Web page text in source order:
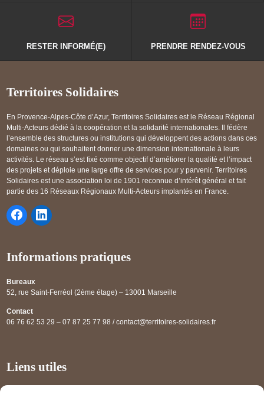
RESTER INFORMÉ(E) PRENDRE RENDEZ-VOUS
Territoires Solidaires
En Provence-Alpes-Côte d’Azur, Territoires Solidaires est le Réseau Régional
Multi-Acteurs dédié à la coopération et la solidarité internationales. Il fédère
l’ensemble des structures ou institutions qui développent des actions dans ces
domaines ou qui souhaitent donner une dimension internationale à leurs
activités. Le réseau s’est fixé comme objectif d’améliorer la qualité et l’impact
des projets et déploie une large offre de services pour y parvenir. Territoires
Solidaires est une association loi de 1901 reconnue d’intérêt général et fait
partie des 16 Réseaux Régionaux Multi-Acteurs implantés en France.
Informations pratiques
Bureaux
52, rue Saint-Ferréol (2ème étage) – 13001 Marseille
Contact
06 76 62 53 29 – 07 87 25 77 98 / contact@territoires-solidaires.fr
Liens utiles